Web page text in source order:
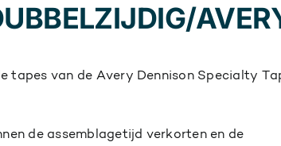
tapes van de Avery Dennison Specialty
de assemblagetijd verkorten en de